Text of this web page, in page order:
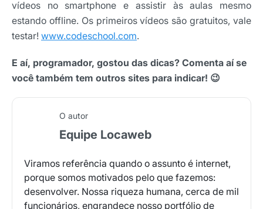
vídeos no smartphone e assistir às aulas mesmo
estando offline. Os primeiros vídeos são gratuitos, vale
testar! www.codeschool.com.
E aí, programador, gostou das dicas? Comenta aí se
você também tem outros sites para indicar! 😉
O autor
Equipe Locaweb
Viramos referência quando o assunto é internet,
porque somos motivados pelo que fazemos:
desenvolver. Nossa riqueza humana, cerca de mil
funcionários, engrandece nosso portfólio de